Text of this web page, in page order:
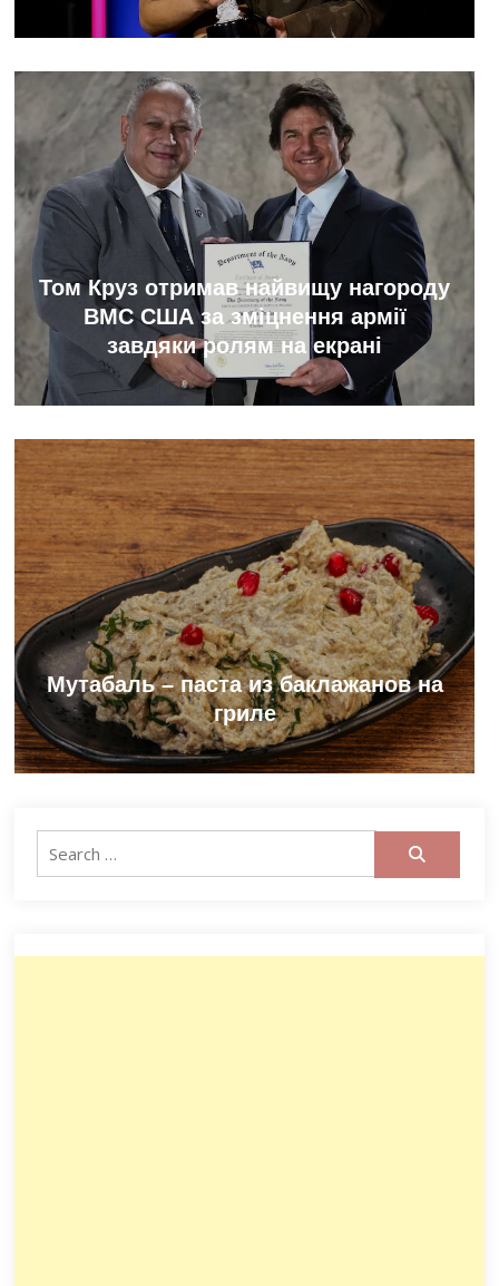
Том Круз отримав найвищу нагороду
ВМС США за зміцнення армії
завдяки ролям на екрані
Мутабаль – паста из баклажанов на
гриле
Search